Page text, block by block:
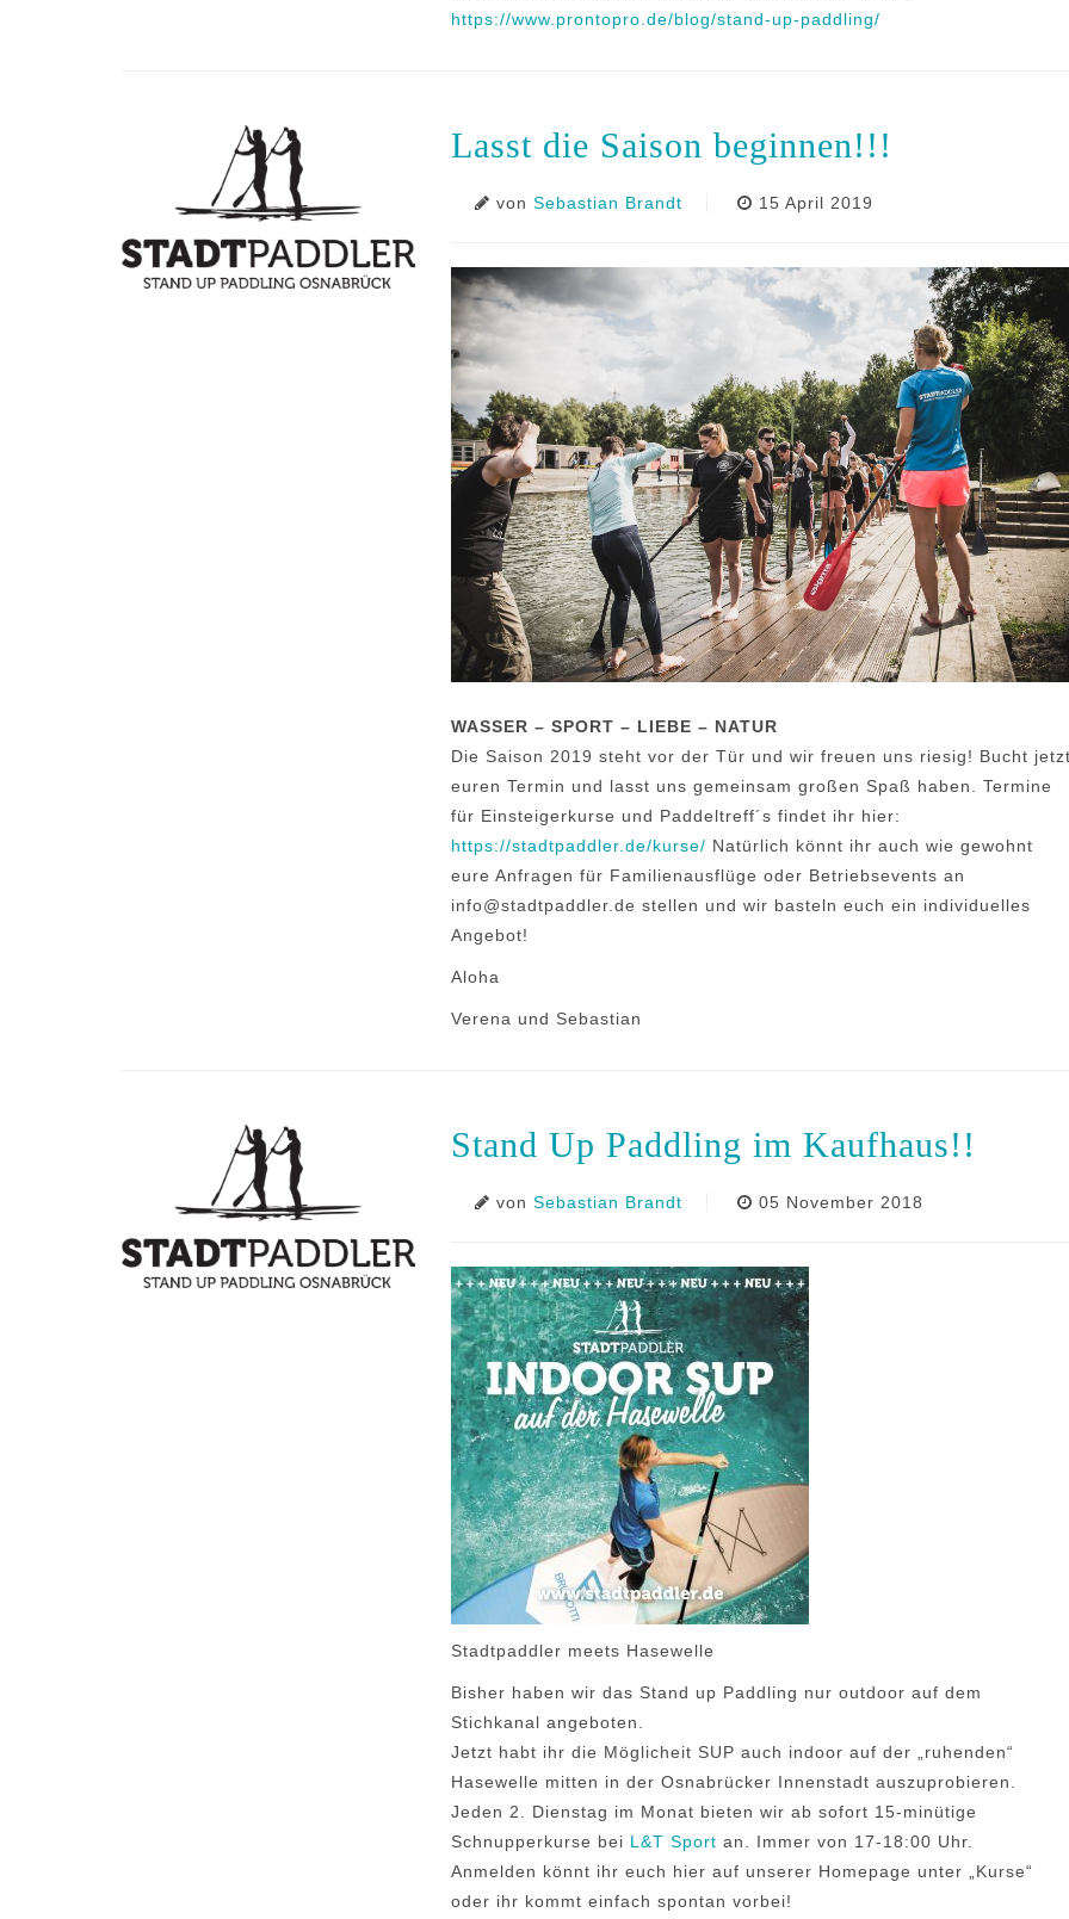
https://www.prontopro.de/blog/stand-up-paddling/
Lasst die Saison beginnen!!!
von Sebastian Brandt 15 April 2019
WASSER – SPORT – LIEBE – NATUR
Die Saison 2019 steht vor der Tür und wir freuen uns riesig! Bucht
euren Termin und lasst uns gemeinsam großen Spaß haben. Termine
für Einsteigerkurse und Paddeltreff´s findet ihr hier:
https://stadtpaddler.de/kurse/ Natürlich könnt ihr auch wie gewohnt
eure Anfragen für Familienausflüge oder Betriebsevents an
info@stadtpaddler.de stellen und wir basteln euch ein individuelles
Angebot!
Aloha
Verena und Sebastian
Stand Up Paddling im Kaufhaus!!
von Sebastian Brandt 05 November 2018
Stadtpaddler meets Hasewelle
Bisher haben wir das Stand up Paddling nur outdoor auf dem
Stichkanal angeboten.
Jetzt habt ihr die Möglicheit SUP auch indoor auf der „ruhenden“
Hasewelle mitten in der Osnabrücker Innenstadt auszuprobieren.
Jeden 2. Dienstag im Monat bieten wir ab sofort 15-minütige
Schnupperkurse bei L&T Sport an. Immer von 17-18:00 Uhr.
Anmelden könnt ihr euch hier auf unserer Homepage unter „Kurse“
oder ihr kommt einfach spontan vorbei!